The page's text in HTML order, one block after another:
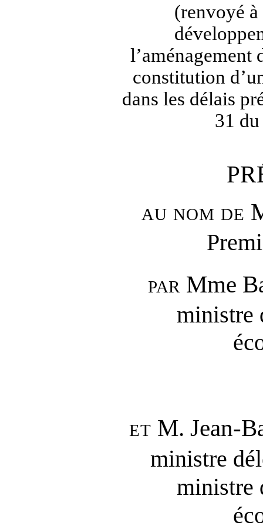
(renvoyé
l’aménagement
constitution
dans les délais
31
au nom de
par Mme
ministre
et M.
ministre
ministre